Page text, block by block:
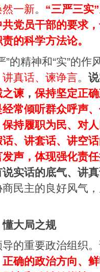
一新。 “三严三实
党员干部的要求
的科学方法论。
”的精神和“实”的
真话、谏诤言。
之谏，保持坚定正
经常倾听群众呼声
持履职为民、对
、讲套话、讲空
声，体现强化责
实话的底气、讲
民主的良好风气
大局之规
的重要政治组织
确的政治方向、